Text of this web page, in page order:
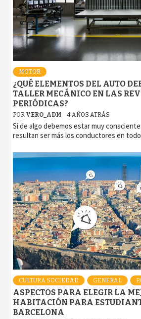
MOTOR
¿QUÉ ELEMENTOS DEL AUTO
TALLER MECÁNICO EN LAS
PERIÓDICAS?
POR VERO_ADM 4 AÑOS ATRÁS
Si de algo debemos estar muy
resultan ser más los conductores en
CULTURA SOCIEDAD GENERAL
ASPECTOS PARA ELEGIR LA
HABITACIÓN PARA
BARCELONA